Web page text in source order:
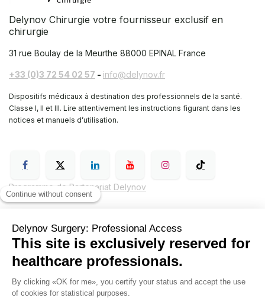
Delynov Chirurgie votre fournisseur exclusif en
chirurgie
31 rue Boulay de la Meurthe 88000 EPINAL France
+33 (0)3 72 54 02 57 - info@delynov.fr
Dispositifs médicaux à destination des professionnels de la santé.
Classe I, II et III. Lire attentivement les instructions figurant dans les
notices et manuels d’utilisation.
Programme de Partenariat Delynov
Conditions générales de vente (CGV)
Mentions légales
Politique de confidentialité de Delynov Chirurgie
Hyginov